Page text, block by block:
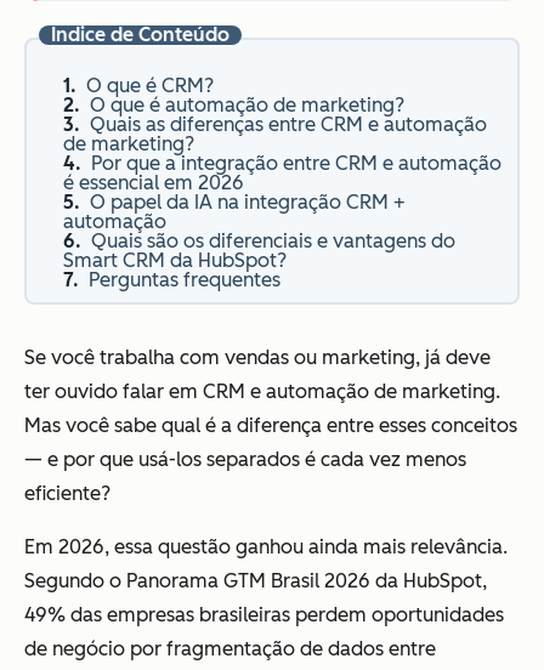
Índice de Conteúdo
O que é CRM?
O que é automação de marketing?
Quais as diferenças entre CRM e automação
de marketing?
Por que a integração entre CRM e automação
é essencial em 2026
O papel da IA na integração CRM +
automação
Quais são os diferenciais e vantagens do
Smart CRM da HubSpot?
Perguntas frequentes
Se você trabalha com vendas ou marketing, já deve
ter ouvido falar em CRM e automação de marketing.
Mas você sabe qual é a diferença entre esses conceitos
— e por que usá-los separados é cada vez menos
eficiente?
Em 2026, essa questão ganhou ainda mais relevância.
Segundo o Panorama GTM Brasil 2026 da HubSpot,
49% das empresas brasileiras perdem oportunidades
de negócio por fragmentação de dados entre